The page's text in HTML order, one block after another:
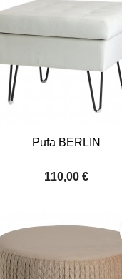
Pufa BERLIN
110,00 €
Quick view